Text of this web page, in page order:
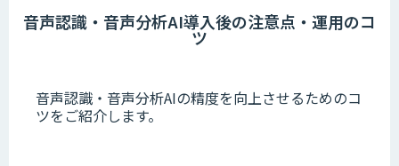
音声認識・音声分析AI導入後の注意点・運用のコ
ツ
音声認識・音声分析AIの精度を向上させるためのコ
ツをご紹介します。